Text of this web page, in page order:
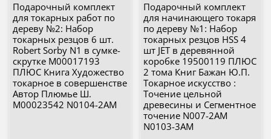
Подарочный комплект
для токарных работ по
дереву №2: Набор
токарных резцов 6 шт.
Robert Sorby N1 в сумке-
скрутке М00017193
ПЛЮС Книга Художество
токарное в совершенстве
Автор Плюмье Ш.
М00023542 N0104-2AM
Подарочный комплект
для начинающего токаря
по дереву №1: Набор
токарных резцов HSS 4
шт JET в деревянной
коробке 19500119 ПЛЮС
2 тома Книг Бажан Ю.П.
Токарное искусство :
Точение цельной
древесины и Сегментное
точение N007-2AM
N0103-3AM